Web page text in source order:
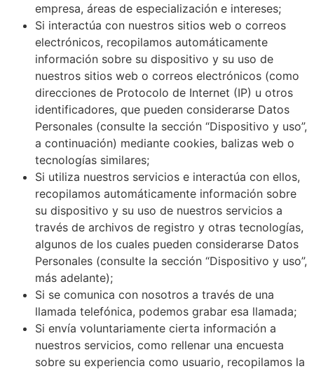
empresa, áreas de especialización e intereses;
Si interactúa con nuestros sitios web o correos
electrónicos, recopilamos automáticamente
información sobre su dispositivo y su uso de
nuestros sitios web o correos electrónicos (como
direcciones de Protocolo de Internet (IP) u otros
identificadores, que pueden considerarse Datos
Personales (consulte la sección “Dispositivo y uso”,
a continuación) mediante cookies, balizas web o
tecnologías similares;
Si utiliza nuestros servicios e interactúa con ellos,
recopilamos automáticamente información sobre
su dispositivo y su uso de nuestros servicios a
través de archivos de registro y otras tecnologías,
algunos de los cuales pueden considerarse Datos
Personales (consulte la sección “Dispositivo y uso”,
más adelante);
Si se comunica con nosotros a través de una
llamada telefónica, podemos grabar esa llamada;
Si envía voluntariamente cierta información a
nuestros servicios, como rellenar una encuesta
sobre su experiencia como usuario, recopilamos la